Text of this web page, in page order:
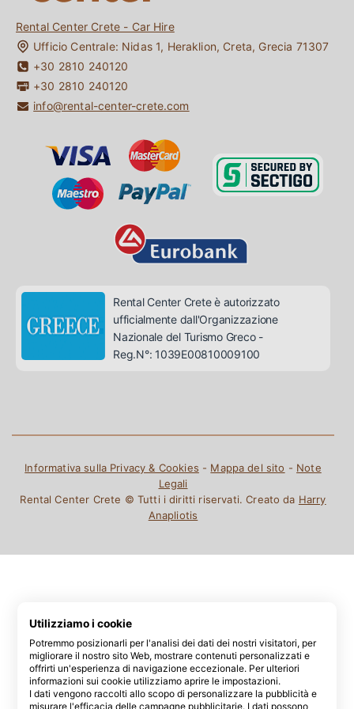
Il Momento Migliore dell’anno per
Attività a Creta: 24 Migliori Cose da Fare a Creta
La Mia Prenotazione
Rental Center Crete - Car Hire
Ufficio Centrale: Nidas 1, Heraklion, Creta, Grecia 71307
+30 2810 240120
+30 2810 240120
info@rental-center-crete.com
Rental Center Crete è autorizzato
ufficialmente dall'Organizzazione
Nazionale del Turismo Greco -
Reg.N°: 1039E00810009100
Informativa sulla Privacy & Cookies - Mappa del sito - Note
Legali
Rental Center Crete © Tutti i diritti riservati. Creato da Harry
Anapliotis
Utilizziamo i cookie
Potremmo posizionarli per l'analisi dei dati dei nostri visitatori, per
migliorare il nostro sito Web, mostrare contenuti personalizzati e
offrirti un'esperienza di navigazione eccezionale. Per ulteriori
informazioni sui cookie utilizziamo aprire le impostazioni.
I dati vengono raccolti allo scopo di personalizzare la pubblicità e
misurare l'efficacia delle campagne pubblicitarie. I dati possono